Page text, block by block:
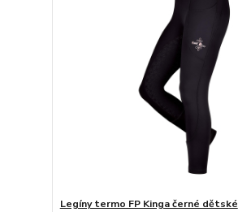
Legíny termo FP Kinga černé dětské